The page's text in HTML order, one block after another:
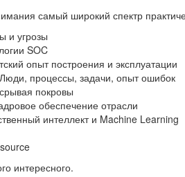
самый широкий спектр
и угрозы
SOC
опыт построения и эксплуатации
процессы, задачи, опыт ошибок
покровы
обеспечение отрасли
интеллект и Machine Learning
интересного.